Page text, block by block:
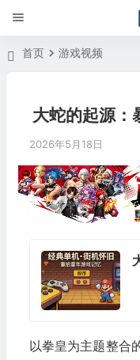
首页 游戏视频
大蛇的起源：
2026年5月18日
以拳皇为主题整合